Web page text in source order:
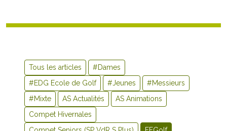
Tous les articles
#Dames
#EDG Ecole de Golf
#Jeunes
#Messieurs
#Mixte
AS Actualités
AS Animations
Compet Hivernales